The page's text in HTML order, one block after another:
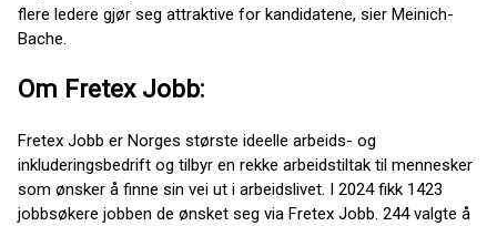
flere ledere gjør seg attraktive for kandidatene, sier Meinich-
Bache.
Om Fretex Jobb:
Fretex Jobb er Norges største ideelle arbeids- og
inkluderingsbedrift og tilbyr en rekke arbeidstiltak til mennesker
som ønsker å finne sin vei ut i arbeidslivet. I 2024 fikk 1423
jobbsøkere jobben de ønsket seg via Fretex Jobb. 244 valgte å